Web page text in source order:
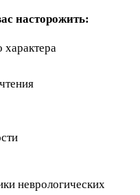
насторожить:
характера
неврологических